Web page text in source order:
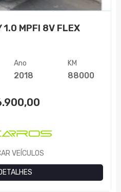
1.0 MPFI 8V FLEX
Ano
2018
KM
88000
VEÍCULOS